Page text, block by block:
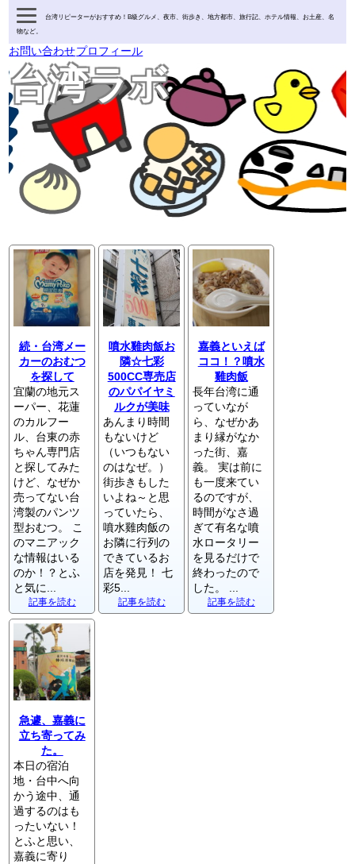
台湾リピーターがおすすめ！B級グルメ、夜市、街歩き、地方都市、旅行記、ホテル情報、お土産、名
物など。
お問い合わせプロフィール
台湾ラボ
続・台湾メー
カーのおむつ
を探して
宜蘭の地元ス
ーパー、花蓮
のカルフー
ル、台東の赤
ちゃん専門店
と探してみた
けど、なぜか
売ってない台
湾製のパンツ
型おむつ。 こ
のマニアック
な情報はいる
のか！？とふ
と気に...
記事を読む
噴水雞肉飯お
隣☆七彩
500CC専売店
のパパイヤミ
ルクが美味
あんまり時間
もないけど
（いつもない
のはなぜ。）
街歩きもした
いよね～と思
っていたら、
噴水雞肉飯の
お隣に行列の
できているお
店を発見！ 七
彩5...
記事を読む
嘉義といえば
ココ！？噴水
雞肉飯
長年台湾に通
っていなが
ら、なぜかあ
まり縁がなか
った街、嘉
義。 実は前に
も一度来てい
るのですが、
時間がなさ過
ぎて有名な噴
水ロータリー
を見るだけで
終わったので
した。 ...
記事を読む
急遽、嘉義に
立ち寄ってみ
た。
本日の宿泊
地・台中へ向
かう途中、通
過するのはも
ったいない！
とふと思い、
嘉義に寄り